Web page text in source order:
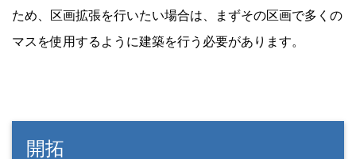
ため、区画拡張を行いたい場合は、まずその区画で多くの
マスを使用するように建築を行う必要があります。
開拓